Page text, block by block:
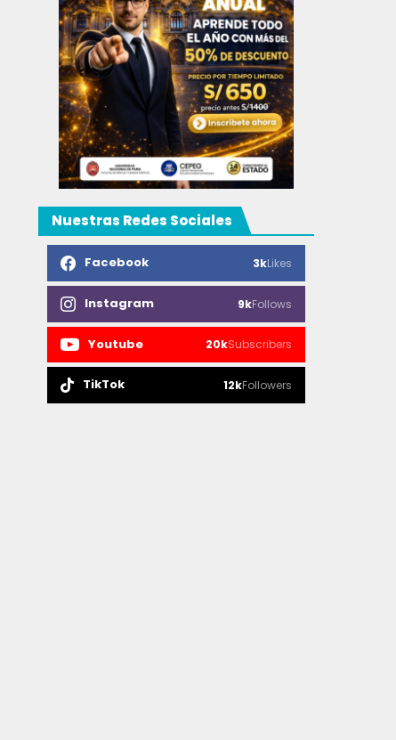
Nuestras Redes Sociales
Facebook 3kLikes
Instagram 9kFollows
Youtube 20kSubscribers
TikTok 12kFollowers